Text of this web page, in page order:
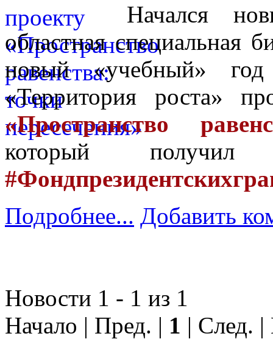
Начался
областная специальная
новый «учебный»
«Территория роста»
«Пространство
который получил
Подробнее... Добавить
Новости 1 - 1 из 1
Начало | Пред. | 1 | След.